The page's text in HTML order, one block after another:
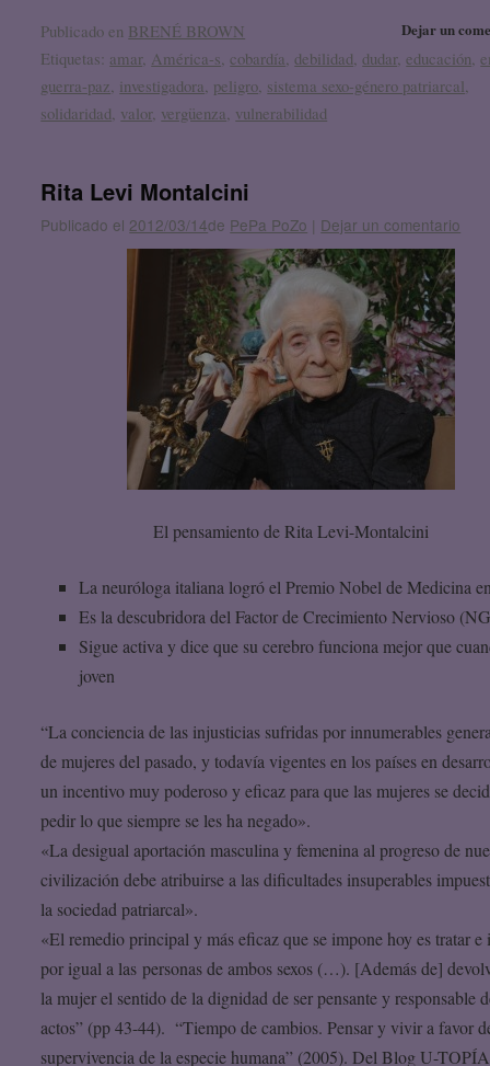
Dejar un
Publicado en BRENÉ BROWN
Etiquetas: amar, América-s ,cobardía ,debilidad ,dudar,educación ,
guerra-paz investigadora peligro sistema sexo-género patriarcal
solidaridad valor, vergüenza vulnerabilidad
Rita Levi Montalcini
Publicado el 2012/03/14de PePa PoZo | Dejar un comentario
El pensamiento de Rita Levi-Montalcini
La neuróloga italiana logró el Premio Nobel de Medicina
Es la descubridora del Factor de Crecimiento Nervioso
Sigue activa y dice que su cerebro funciona mejor que
joven
“La conciencia de las injusticias sufridas por innumerables
de mujeres del pasado, y todavía vigentes en los países en
un incentivo muy poderoso y eficaz para que las mujeres se
pedir lo que siempre se les ha negado».
«La desigual aportación masculina y femenina al progreso de
civilización debe atribuirse a las dificultades insuperables
la sociedad patriarcal».
«El remedio principal y más eficaz que se impone hoy es tratar e
por igual a las personas de ambos sexos (…). [Además de]
la mujer el sentido de la dignidad de ser pensante y responsable
actos” (pp 43-44). “Tiempo de cambios. Pensar y vivir a favor
supervivencia de la especie humana” (2005). Del Blog U-